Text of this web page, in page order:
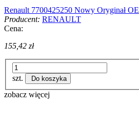
Renault 7700425250 Nowy Oryginał OE
Producent: RENAULT
Cena:
155,42 zł
szt. Do koszyka
zobacz więcej